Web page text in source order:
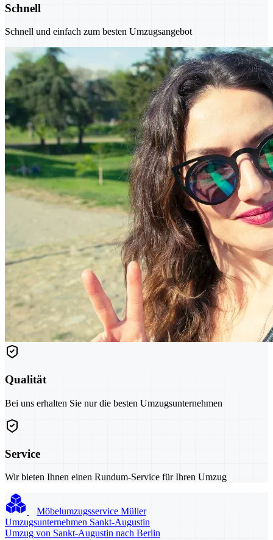
Schnell
Schnell und einfach zum besten Umzugsangebot
Qualität
Bei uns erhalten Sie nur die besten Umzugsunternehmen
Service
Wir bieten Ihnen einen Rundum-Service für Ihren Umzug
Möbelumzugsservice Müller
Umzugsunternehmen Sankt-Augustin
Umzug von Sankt-Augustin nach Berlin